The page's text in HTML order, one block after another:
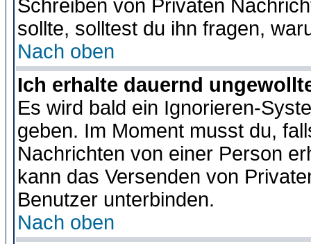
Schreiben von Privaten
sollte, solltest du ihn fragen,
Nach oben
Ich erhalte dauernd
Es wird bald ein Ignorieren-
geben. Im Moment musst du,
Nachrichten von einer Person
kann das Versenden von
Benutzer unterbinden.
Nach oben